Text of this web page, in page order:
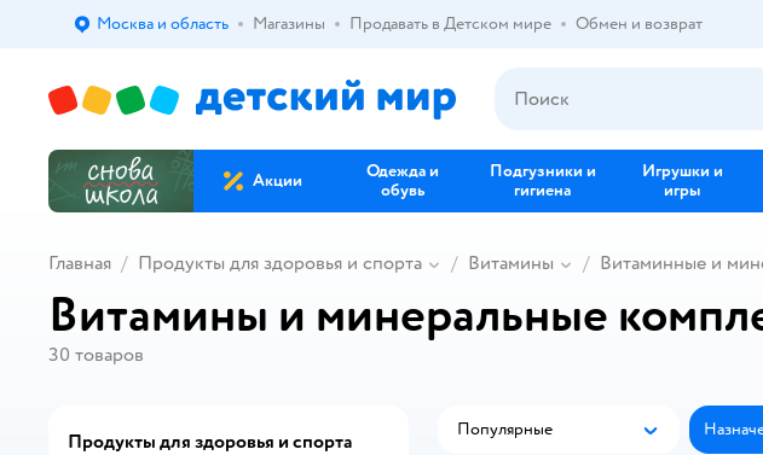
Выбор адреса доставки.
Москва и область Магазины Продавать в Детском мире Обмен и возврат
Акции
Одежда и
обувь
Подгузники и
гигиена
Игрушки и
игры
Главная Продукты для здоровья и спорта Витамины Витаминные и
Витамины и минеральные
30 товаров
Популярные
Популярные
Продукты для здоровья и спорта